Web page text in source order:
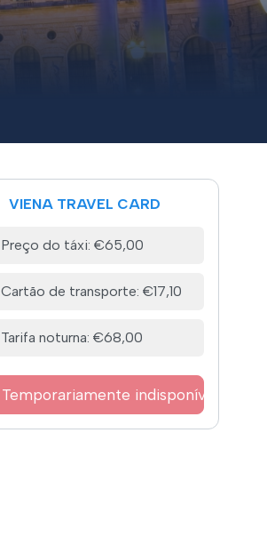
VIENA TRAVEL CARD
Preço do táxi: €65,00
Cartão de transporte: €17,10
Tarifa noturna: €68,00
Temporariamente indisponível